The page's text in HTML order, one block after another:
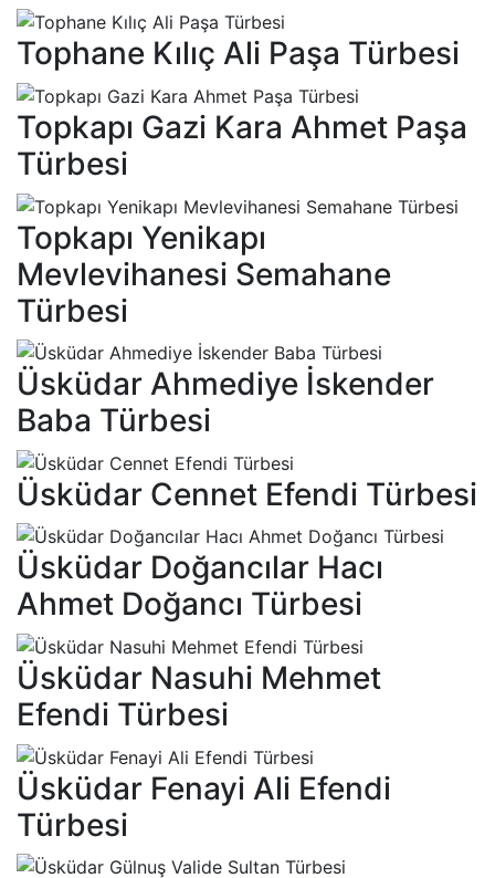
Tophane Kılıç Ali Paşa Türbesi
Topkapı Gazi Kara Ahmet Paşa
Türbesi
Topkapı Yenikapı
Mevlevihanesi Semahane
Türbesi
Üsküdar Ahmediye İskender
Baba Türbesi
Üsküdar Cennet Efendi Türbesi
Üsküdar Doğancılar Hacı
Ahmet Doğancı Türbesi
Üsküdar Nasuhi Mehmet
Efendi Türbesi
Üsküdar Fenayi Ali Efendi
Türbesi